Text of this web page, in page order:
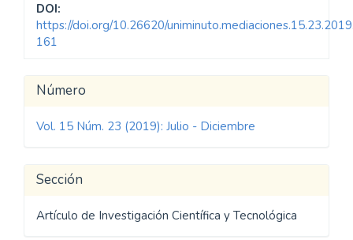
DOI:
https://doi.org/10.26620/
161
Detalles
del
Número
Vol. 15 Núm. 23 (2019): Julio - Diciembre
Sección
Artículo de Investigación Científica y Tecnológica